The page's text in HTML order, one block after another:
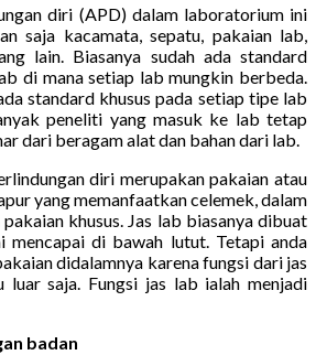
diri (APD) dalam laboratorium ini
saja kacamata, sepatu, pakaian lab,
lain. Biasanya sudah ada standard
di mana setiap lab mungkin berbeda.
standard khusus pada setiap tipe lab
peneliti yang masuk ke lab tetap
dari beragam alat dan bahan dari lab.
diri merupakan pakaian atau
yang memanfaatkan celemek, dalam
khusus. Jas lab biasanya dibuat
mencapai di bawah lutut. Tetapi anda
didalamnya karena fungsi dari jas
saja. Fungsi jas lab ialah menjadi
badan